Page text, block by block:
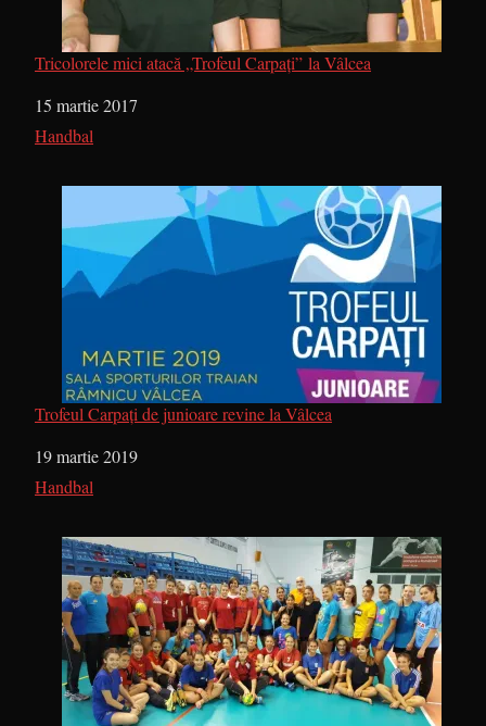
Tricolorele mici atacă „Trofeul Carpați” la Vâlcea
Dată
15 martie 2017
În legătură cu
Handbal
Trofeul Carpați de junioare revine la Vâlcea
Dată
19 martie 2019
În legătură cu
Handbal